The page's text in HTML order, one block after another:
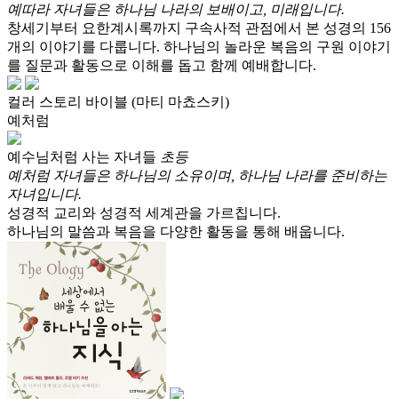
예따라 자녀들은 하나님 나라의 보배이고, 미래입니다.
창세기부터 요한계시록까지 구속사적 관점에서 본 성경의 156
개의 이야기를 다룹니다. 하나님의 놀라운 복음의 구원 이야기
를 질문과 활동으로 이해를 돕고 함께 예배합니다.
컬러 스토리 바이블 (마티 마쵸스키)
예처럼
예수님처럼 사는 자녀들 초등
예처럼 자녀들은 하나님의 소유이며, 하나님 나라를 준비하는
자녀입니다.
성경적 교리와 성경적 세계관을 가르칩니다.
하나님의 말씀과 복음을 다양한 활동을 통해 배웁니다.